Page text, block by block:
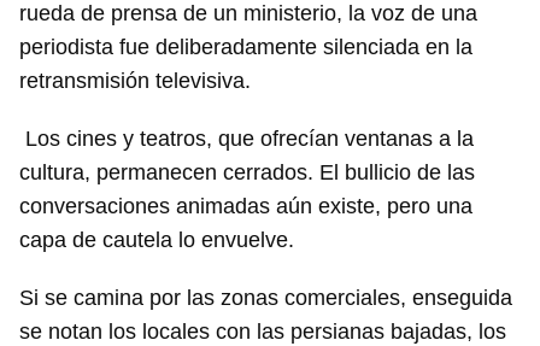
rueda de prensa de un ministerio, la voz de una
periodista fue deliberadamente silenciada en la
retransmisión televisiva.
Los cines y teatros, que ofrecían ventanas a la
cultura, permanecen cerrados. El bullicio de las
conversaciones animadas aún existe, pero una
capa de cautela lo envuelve.
Si se camina por las zonas comerciales, enseguida
se notan los locales con las persianas bajadas, los